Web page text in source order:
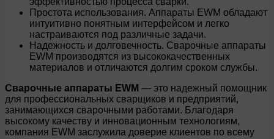
Простота использования. Аппараты EWM обладают
интуитивно понятным интерфейсом и легко
настраиваются под различные задачи.
Надежность и долговечность. Сварочные аппараты
EWM производятся из высококачественных
материалов и отличаются долгим сроком службы.
Сварочные аппараты EWM — это надежный помощник
для профессиональных сварщиков и предприятий,
занимающихся сварочными работами. Благодаря
высокому качеству и инновационным технологиям,
компания EWM заслужила доверие клиентов по всему